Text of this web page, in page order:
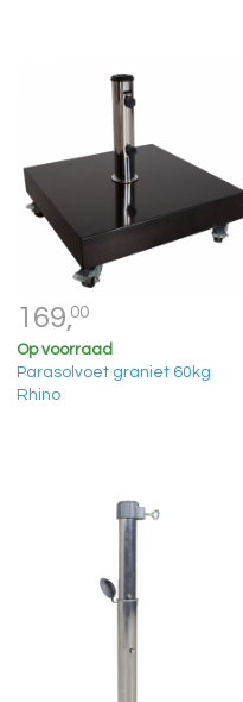
169,00
Op voorraad
Parasolvoet graniet 60kg
Rhino